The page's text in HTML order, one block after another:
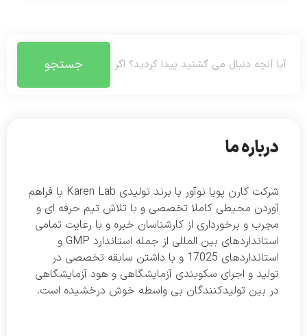
جستجو
درباره ما
شرکت کارن پویا نوآور با برند تولیدی Karen Lab با فراهم
آوردن محیطی کاملا تخصصی و با تلاش تیم حرفه ای و
مجرب و برخورداری از کارشناسان خبره و با رعایت تمامی
استانداردهای بین المللی از جمله استاندارد GMP و
استانداردهای 17025 و با داشتن سابقه تخصصی در
تولید و اجرای سکوبندی آزمایشگاهی و هود آزمایشگاهی
در بین تولیدکنندگان بی واسطه خوش درخشیده است.